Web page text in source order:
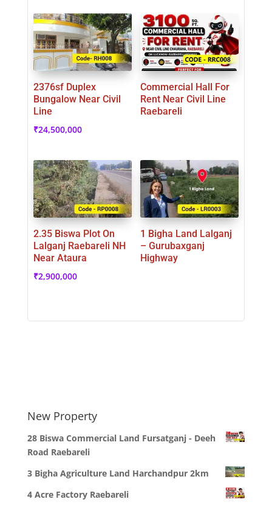
2376sf Duplex
Bungalow Near Civil
Line
₹24,500,000
Commercial Hall For
Rent Near Civil Line
Raebareli
2.35 Biswa Plot On
Lalganj Raebareli NH
Near Ataura
₹2,900,000
1 Bigha Land Lalganj
– Gurubaxganj
Highway
New Property
28 Biswa Commercial Land Fursatganj - Deeh
Road Raebareli
3 Bigha Agriculture Land Harchandpur 2km
4 Acre Factory Raebareli